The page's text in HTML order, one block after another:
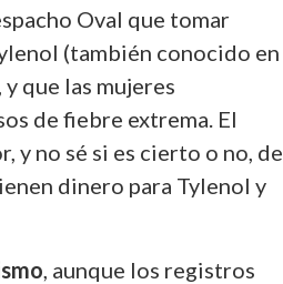
Oval que tomar
(también conocido en
y que las mujeres
de fiebre extrema. El
y no sé si es cierto o no, de
dinero para Tylenol y
, aunque los registros